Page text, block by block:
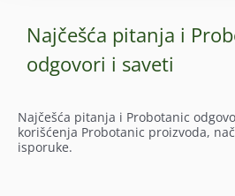
Najčešća pitanja i
odgovori i saveti
Najčešća pitanja i Probotanic
korišćenja Probotanic proizvoda,
isporuke.